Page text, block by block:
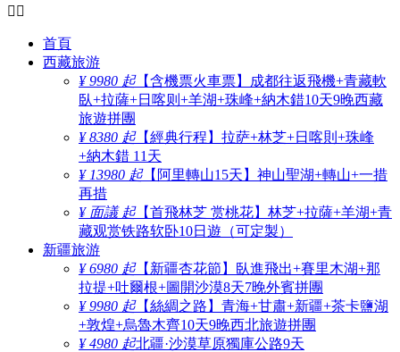
 
首頁
西藏旅游
¥ 9980 起【含機票火車票】成都往返飛機+青藏軟
臥+拉薩+日喀则+羊湖+珠峰+納木錯10天9晚西藏
旅遊拼團
¥ 8380 起【經典行程】拉萨+林芝+日喀則+珠峰
+納木錯 11天
¥ 13980 起【阿里轉山15天】神山聖湖+轉山+一措
再措
¥ 面議 起【首飛林芝 赏桃花】林芝+拉薩+羊湖+青
藏观赏铁路软卧10日遊（可定製）
新疆旅游
¥ 6980 起【新疆杏花節】臥進飛出+賽里木湖+那
拉提+吐爾根+圖開沙漠8天7晚外賓拼團
¥ 9980 起【絲綢之路】青海+甘肅+新疆+茶卡鹽湖
+敦煌+烏魯木齊10天9晚西北旅遊拼團
¥ 4980 起北疆·沙漠草原獨庫公路9天